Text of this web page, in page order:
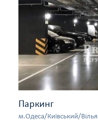
Паркинг
м.Одеса/Київський/